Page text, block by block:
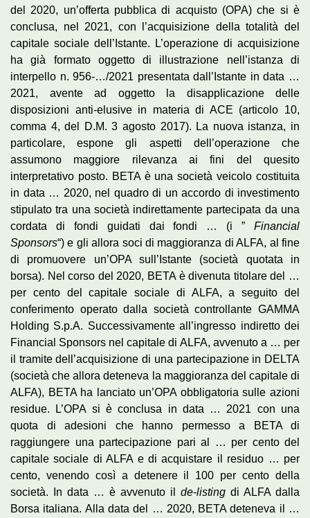
del 2020, un’offerta pubblica di acquisto (OPA) che si è
conclusa, nel 2021, con l’acquisizione della totalità del
capitale sociale dell’Istante. L’operazione di acquisizione
ha già formato oggetto di illustrazione nell’istanza di
interpello n. 956-…/2021 presentata dall’Istante in data …
2021, avente ad oggetto la disapplicazione delle
disposizioni anti-elusive in materia di ACE (articolo 10,
comma 4, del D.M. 3 agosto 2017). La nuova istanza, in
particolare, espone gli aspetti dell’operazione che
assumono maggiore rilevanza ai fini del quesito
interpretativo posto. BETA è una società veicolo costituita
in data … 2020, nel quadro di un accordo di investimento
stipulato tra una società indirettamente partecipata da una
cordata di fondi guidati dai fondi … (i ” Financial
Sponsors“) e gli allora soci di maggioranza di ALFA, al fine
di promuovere un’OPA sull’Istante (società quotata in
borsa). Nel corso del 2020, BETA è divenuta titolare del …
per cento del capitale sociale di ALFA, a seguito del
conferimento operato dalla società controllante GAMMA
Holding S.p.A. Successivamente all’ingresso indiretto dei
Financial Sponsors nel capitale di ALFA, avvenuto a … per
il tramite dell’acquisizione di una partecipazione in DELTA
(società che allora deteneva la maggioranza del capitale di
ALFA), BETA ha lanciato un’OPA obbligatoria sulle azioni
residue. L’OPA si è conclusa in data … 2021 con una
quota di adesioni che hanno permesso a BETA di
raggiungere una partecipazione pari al … per cento del
capitale sociale di ALFA e di acquistare il residuo … per
cento, venendo così a detenere il 100 per cento della
società. In data … è avvenuto il de-listing di ALFA dalla
Borsa italiana. Alla data del … 2020, BETA deteneva il …